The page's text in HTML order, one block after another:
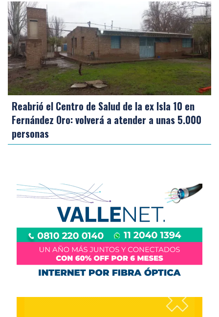
Reabrió el Centro de Salud de la ex Isla 10 en
Fernández Oro: volverá a atender a unas 5.000
personas